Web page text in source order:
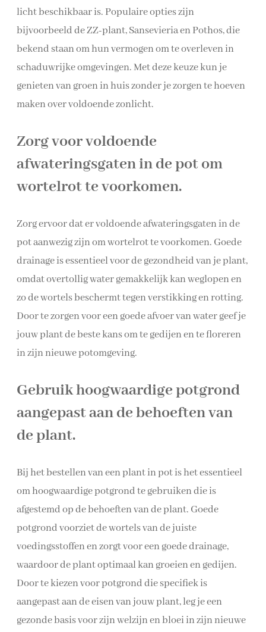
licht beschikbaar is. Populaire opties zijn
bijvoorbeeld de ZZ-plant, Sansevieria en Pothos, die
bekend staan om hun vermogen om te overleven in
schaduwrijke omgevingen. Met deze keuze kun je
genieten van groen in huis zonder je zorgen te hoeven
maken over voldoende zonlicht.
Zorg voor voldoende
afwateringsgaten in de pot om
wortelrot te voorkomen.
Zorg ervoor dat er voldoende afwateringsgaten in de
pot aanwezig zijn om wortelrot te voorkomen. Goede
drainage is essentieel voor de gezondheid van je plant,
omdat overtollig water gemakkelijk kan weglopen en
zo de wortels beschermt tegen verstikking en rotting.
Door te zorgen voor een goede afvoer van water geef je
jouw plant de beste kans om te gedijen en te floreren
in zijn nieuwe potomgeving.
Gebruik hoogwaardige potgrond
aangepast aan de behoeften van
de plant.
Bij het bestellen van een plant in pot is het essentieel
om hoogwaardige potgrond te gebruiken die is
afgestemd op de behoeften van de plant. Goede
potgrond voorziet de wortels van de juiste
voedingsstoffen en zorgt voor een goede drainage,
waardoor de plant optimaal kan groeien en gedijen.
Door te kiezen voor potgrond die specifiek is
aangepast aan de eisen van jouw plant, leg je een
gezonde basis voor zijn welzijn en bloei in zijn nieuwe